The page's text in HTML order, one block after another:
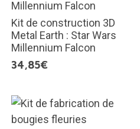
Kit de construction 3D
Metal Earth : Star Wars
Millennium Falcon
34,85€